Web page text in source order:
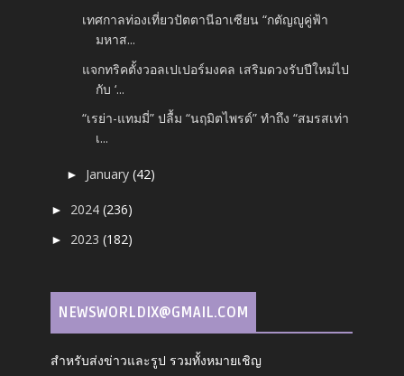
เทศกาลท่องเที่ยวปัตตานีอาเซียน “กตัญญูคู่ฟ้า
มหาส...
แจกทริคตั้งวอลเปเปอร์มงคล เสริมดวงรับปีใหม่ไป
กับ ‘...
“เรย่า-แทมมี่” ปลื้ม “นฤมิตไพรด์” ทำถึง “สมรสเท่า
เ...
► January(42)
► 2024(236)
► 2023(182)
NEWSWORLDIX@GMAIL.COM
สำหรับส่งข่าวและรูป รวมทั้งหมายเชิญ